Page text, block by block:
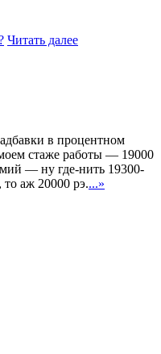
Читать далее
в процентном
стаже работы — 19000
— ну где-нить 19300-
то аж 20000 рэ....»